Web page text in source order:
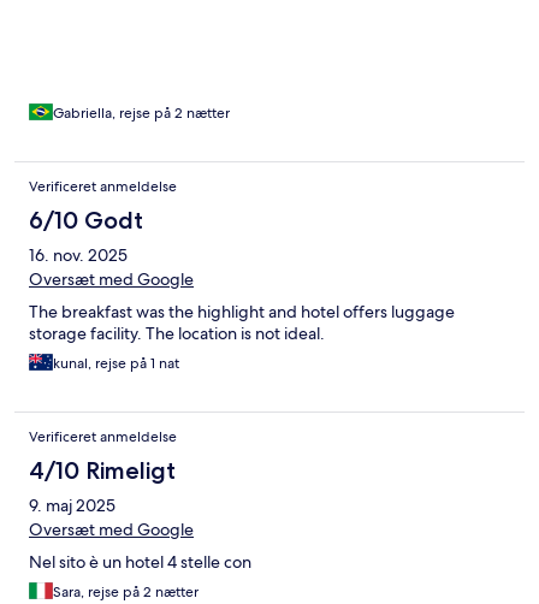
Gabriella, rejse på 2 nætter
Verificeret anmeldelse
6/10 Godt
16. nov. 2025
Oversæt med Google
The breakfast was the highlight and hotel offers luggage
storage facility. The location is not ideal.
kunal, rejse på 1 nat
Verificeret anmeldelse
4/10 Rimeligt
9. maj 2025
Oversæt med Google
Nel sito è un hotel 4 stelle con
Sara, rejse på 2 nætter